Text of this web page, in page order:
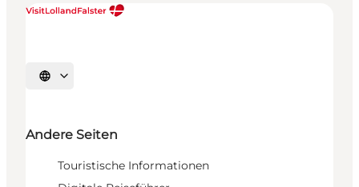
Sprache auswählen
Andere Seiten
Touristische Informationen